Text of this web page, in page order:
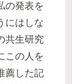
の発表を
にはしな
共生研究
この人を
薦した記